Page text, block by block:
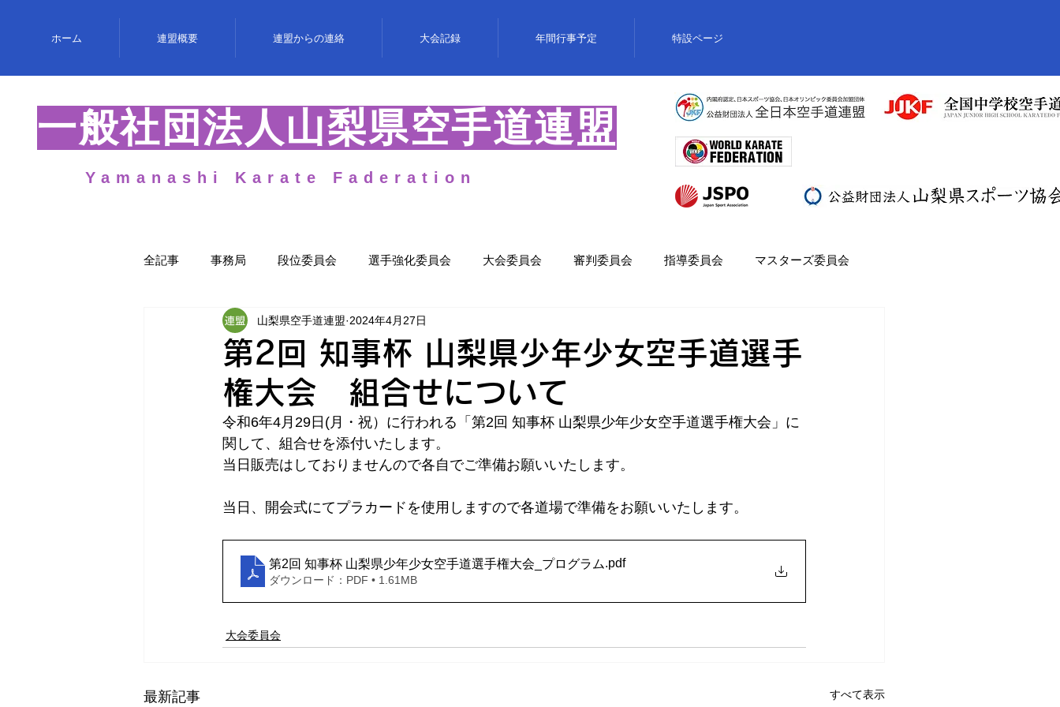
ホーム 連盟概要 連盟からの連絡 大会記録 年間行事予定 特設ページ
​一般社団法人山梨県空手道連盟
Yamanashi Karate Faderation
全記事 事務局 段位委員会 選手強化委員会 大会委員会 審判委員会 指導委員会 マスターズ委員会
女性委員会
第2回 知事杯 山梨県少年少女空手道選手
権大会 組合せについて
山梨県空手道連盟 2024年4月27日
令和6年4月29日(月・祝）に行われる「第2回 知事杯 山梨県少年少女空手道選手権大会」に
関して、組合せを添付いたします。
当日販売はしておりませんので各自でご準備お願いいたします。
当日、開会式にてプラカードを使用しますので各道場で準備をお願いいたします。
第2回 知事杯 山梨県少年少女空手道選手権大会_プログラム.pdf
ダウンロード：PDF • 1.61MB
大会委員会
最新記事 すべて表示